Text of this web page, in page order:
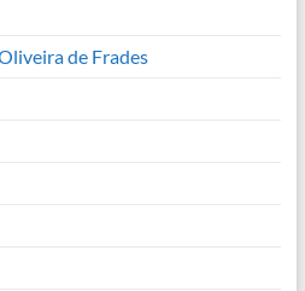
de Frades